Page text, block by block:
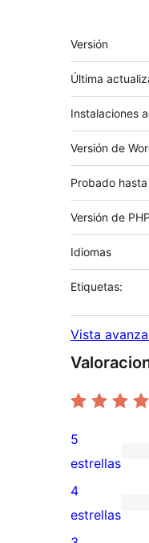
Meta
Versión
Última
Instalaciones
Versión de
Probado hasta
Versión de PHP
Idiomas
Etiquetas:
Vista
1
valoración
de
5
5
estrellas
0
valoraciones
4
estrellas